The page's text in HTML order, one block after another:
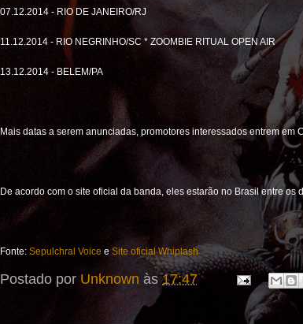
07.12.2014 - RIO DE JANEIRO/RJ
11.12.2014 - RIO NEGRINHO/SC * ZOOMBIE RITUAL OPEN AIR
13.12.2014 - BELEM/PA
Mais datas a serem anunciadas, promotores interessados entrem em
De acordo com o site oficial da banda, eles estarão no Brasil entre os
Fonte: Sepulchral Voice e Site oficial Whiplash
Postado por Unknown às17:47